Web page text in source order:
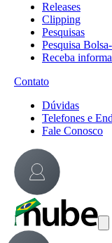
Releases
Clipping
Pesquisas
Pesquisa
Receba
Contato
Dúvidas
Telefones e
Fale Conosco